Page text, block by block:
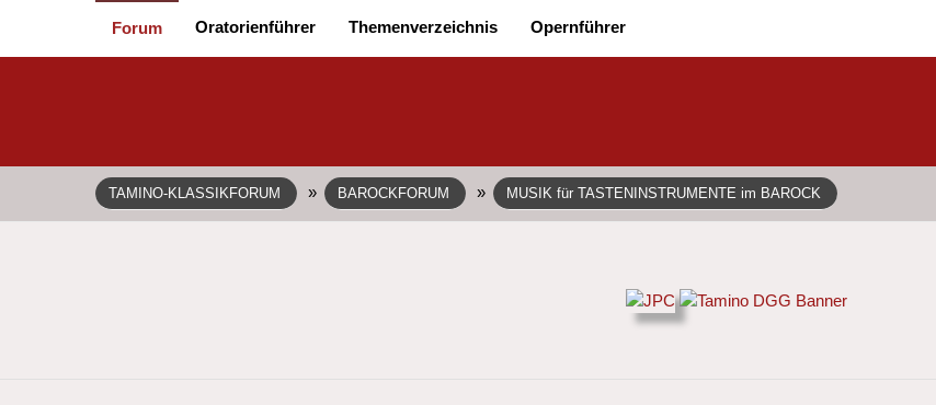
Forum Oratorienführer Themenverzeichnis Opernführer
TAMINO-KLASSIKFORUM » BAROCKFORUM » MUSIK für TASTENINSTRUMENTE im BAROCK